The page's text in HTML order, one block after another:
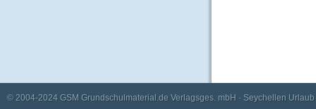
© 2004-2024 GSM Grundschulmaterial.de Verlagsges. mbH · Seychellen Urlaub